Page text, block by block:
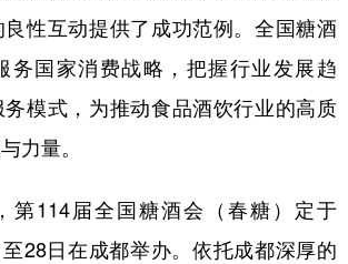
性互动提供了成功范例。全国糖酒
务国家消费战略，把握行业发展趋
模式，为推动食品酒饮行业的高质
力量。
114届全国糖酒会（春糖）定于
28日在成都举办。依托成都深厚的